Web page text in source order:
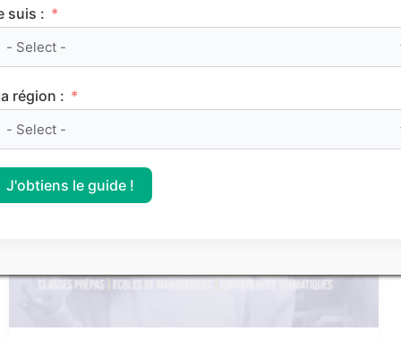
suis :
région :
J'obtiens le guide !